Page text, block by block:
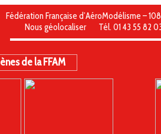
Fédération Française d’AéroModélisme –
Nous géolocaliser
Tél. 01 43 55
de la FFAM